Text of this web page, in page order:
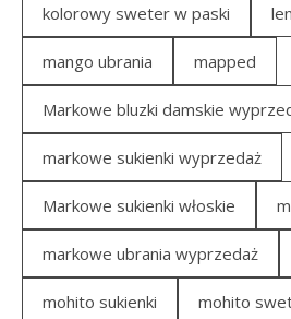
kolorowy sweter w paski
mango ubrania mapped
Markowe bluzki damskie
markowe sukienki wyprzedaż
Markowe sukienki włoskie
markowe ubrania wyprzedaż
mohito sukienki mohito